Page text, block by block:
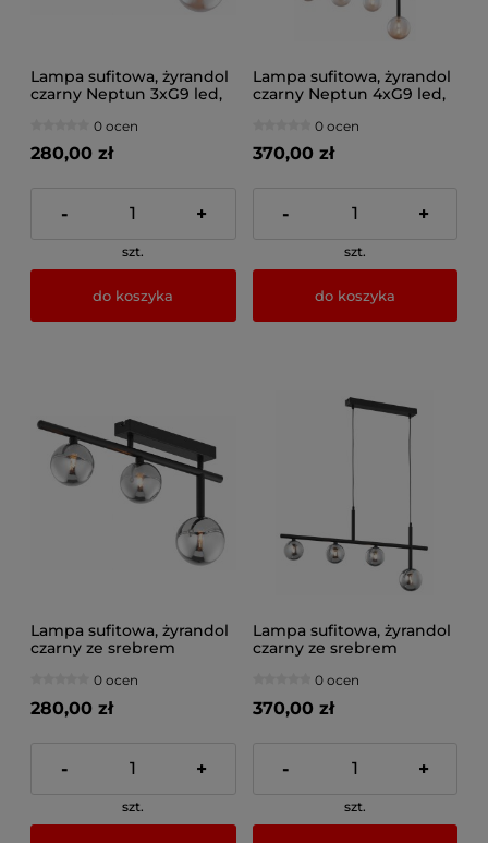
Lampa sufitowa, żyrandol
czarny Neptun 3xG9 led,
0 ocen
280,00 zł
- +
szt.
do koszyka
Lampa sufitowa, żyrandol
czarny Neptun 4xG9 led,
0 ocen
370,00 zł
- +
szt.
do koszyka
Lampa sufitowa, żyrandol
czarny ze srebrem
0 ocen
280,00 zł
- +
szt.
Lampa sufitowa, żyrandol
czarny ze srebrem
1908JUP0 ocen
370,00 zł
- +
szt.